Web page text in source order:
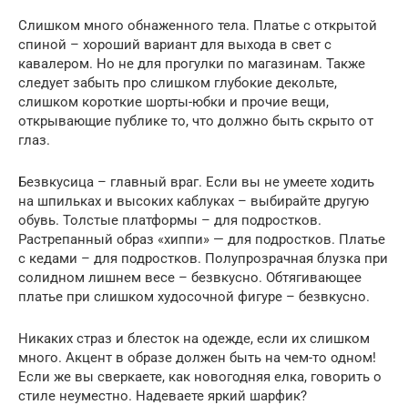
Слишком много обнаженного тела. Платье с открытой
спиной – хороший вариант для выхода в свет с
кавалером. Но не для прогулки по магазинам. Также
следует забыть про слишком глубокие декольте,
слишком короткие шорты-юбки и прочие вещи,
открывающие публике то, что должно быть скрыто от
глаз.
Безвкусица – главный враг. Если вы не умеете ходить
на шпильках и высоких каблуках – выбирайте другую
обувь. Толстые платформы – для подростков.
Растрепанный образ «хиппи» — для подростков. Платье
с кедами – для подростков. Полупрозрачная блузка при
солидном лишнем весе – безвкусно. Обтягивающее
платье при слишком худосочной фигуре – безвкусно.
Никаких страз и блесток на одежде, если их слишком
много. Акцент в образе должен быть на чем-то одном!
Если же вы сверкаете, как новогодняя елка, говорить о
стиле неуместно. Надеваете яркий шарфик?